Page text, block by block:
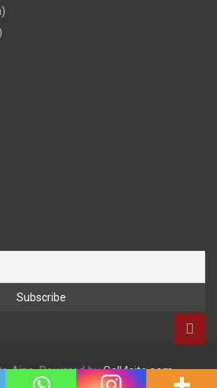
Aina, Powered byCall4site.com